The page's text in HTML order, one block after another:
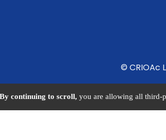
© CRIOAc
By continuing to scroll, you are allowing all third-